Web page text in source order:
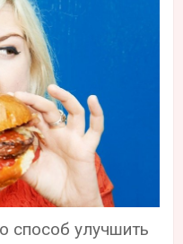
способ улучшить